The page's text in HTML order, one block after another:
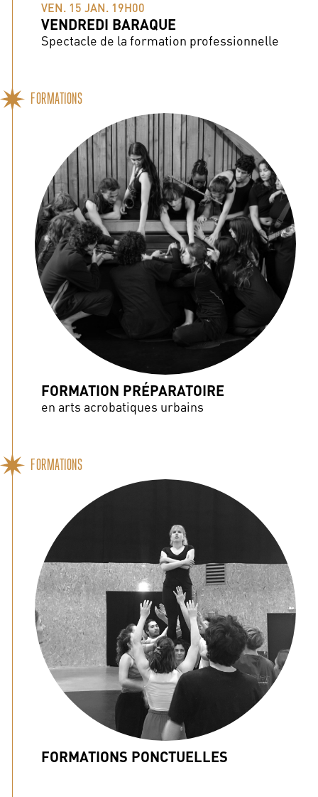
VEN. 15 JAN. 19H00
VENDREDI BARAQUE
Spectacle de la formation professionnelle
FORMATIONS
FORMATION PRÉPARATOIRE
en arts acrobatiques urbains
FORMATIONS
FORMATIONS PONCTUELLES